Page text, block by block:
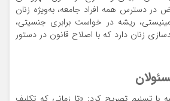
در دسترس همه افراد جامعه، به‌ویژه زنان
ریشه در خواست برابری جنسیتی،
زنان دارد که با اصلاح قانون در دستور